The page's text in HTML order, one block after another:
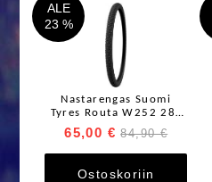
ALE
23 %
Nastarengas Suomi
Tyres Routa W252 28"
50-
622/700x50 252 nastaa
65,00 € 84,90 €
Ostoskoriin